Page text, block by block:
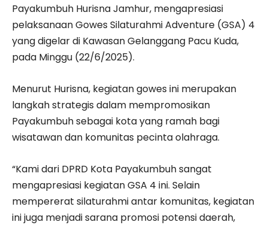
Payakumbuh Hurisna Jamhur, mengapresiasi
pelaksanaan Gowes Silaturahmi Adventure (GSA) 4
yang digelar di Kawasan Gelanggang Pacu Kuda,
pada Minggu (22/6/2025).
Menurut Hurisna, kegiatan gowes ini merupakan
langkah strategis dalam mempromosikan
Payakumbuh sebagai kota yang ramah bagi
wisatawan dan komunitas pecinta olahraga.
“Kami dari DPRD Kota Payakumbuh sangat
mengapresiasi kegiatan GSA 4 ini. Selain
mempererat silaturahmi antar komunitas, kegiatan
ini juga menjadi sarana promosi potensi daerah,